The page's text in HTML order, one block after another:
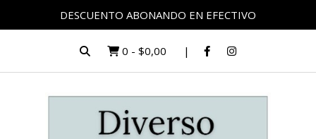
DESCUENTO ABONANDO EN EFECTIVO
0 - $0,00